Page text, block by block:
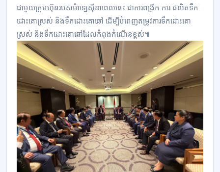
ជាមួយក្រុមហ៊ុនរបស់ម៉ាឡេស៊ីនាពេលនេះ ជាការពង្រីក ការ ផលិតទឹក
ដោះគោស្រស់ និងទឹកដោះគោឆៅ ដើម្បីបំពេញតម្រូវការទឹកដោះគោ
ស្រស់ និងទឹកដោះគោឆៅដែលកំពុងកំណើនខ្ពស់៕